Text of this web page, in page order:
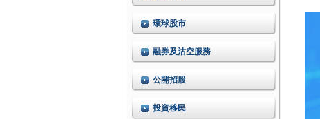
環球股市
融券及沽空服務
公開招股
投資移民